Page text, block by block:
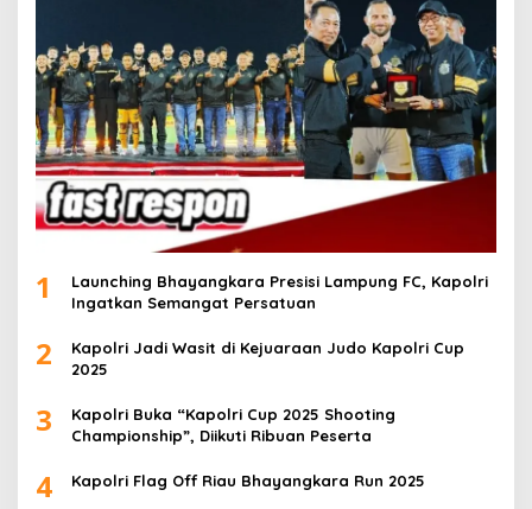
1
Launching Bhayangkara Presisi Lampung FC, Kapolri
Ingatkan Semangat Persatuan
2
Kapolri Jadi Wasit di Kejuaraan Judo Kapolri Cup
2025
3
Kapolri Buka “Kapolri Cup 2025 Shooting
Championship”, Diikuti Ribuan Peserta
4 Kapolri Flag Off Riau Bhayangkara Run 2025